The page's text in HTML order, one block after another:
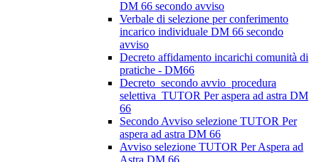
DM 66 secondo avviso
Verbale di selezione per conferimento
incarico individuale DM 66 secondo
avviso
Decreto affidamento incarichi comunità di
pratiche - DM66
Decreto_secondo avvio_procedura
selettiva_TUTOR Per aspera ad astra DM
66
Secondo Avviso selezione TUTOR Per
aspera ad astra DM 66
Avviso selezione TUTOR Per Aspera ad